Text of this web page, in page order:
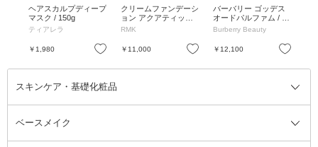
お気に入り
ヘアスカルプディープ
マスク / 150g
ティアレラ
￥1,980 お気に入り
クリームファンデーシ
ョン アクアティック
グロウ スペシャルセ
5g、30mL
RMK
￥11,000 お気に入り
バーバリー ゴッデス
オードパルファム / 本
体 / 30mL / バニラ、
Burberry Beauty
￥12,100
スキンケア・基礎化粧品
スキンケア・基礎化粧品全て
ベースメイク